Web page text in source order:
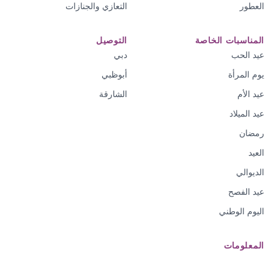
العطور
التعازي والجنازات
المناسبات الخاصة
عيد الحب
يوم المرأة
عيد الأم
عيد الميلاد
رمضان
العيد
الديوالي
عيد الفصح
اليوم الوطني
التوصيل
دبي
أبوظبي
الشارقة
المعلومات